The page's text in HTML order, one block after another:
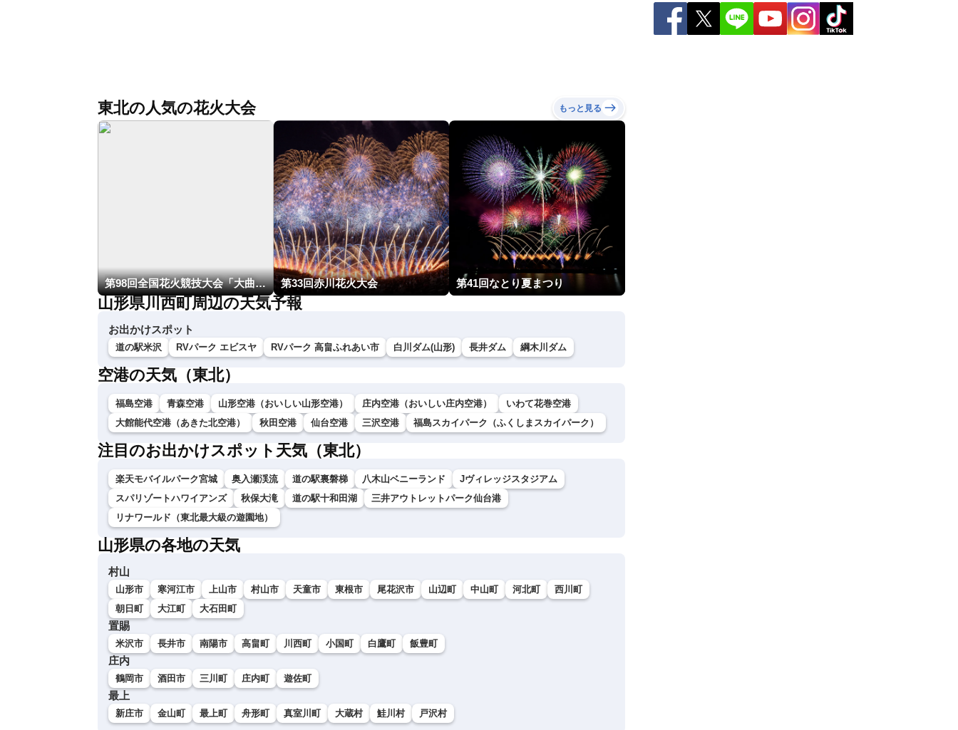
東北の人気の花火大会 もっと見る
第98回全国花火競技大会「大曲の花火」 第33回赤川花火大会 第41回なとり夏まつり
山形県川西町周辺の天気予報
お出かけスポット
道の駅米沢 RVパーク エビスヤ RVパーク 高畠ふれあい市 白川ダム(山形) 長井ダム 綱木川ダム
空港の天気（東北）
福島空港 青森空港 山形空港（おいしい山形空港） 庄内空港（おいしい庄内空港）
いわて花巻空港
大館能代空港（あきた北空港）
秋田空港 仙台空港 三沢空港 福島スカイパーク（ふくしまスカイパーク）
注目のお出かけスポット天気（東北）
楽天モバイルパーク宮城 奥入瀬渓流 道の駅裏磐梯 八木山ベニーランド
Jヴィレッジスタジアム
スパリゾートハワイアンズ
秋保大滝 道の駅十和田湖
三井アウトレットパーク仙台港
リナワールド（東北最大級の遊園地）
山形県の各地の天気
村山
山形市 寒河江市 上山市 村山市 天童市 東根市 尾花沢市 山辺町 中山町 河北町
西川町
朝日町
大江町 大石田町
置賜
米沢市 長井市 南陽市 高畠町 川西町 小国町 白鷹町 飯豊町
庄内
鶴岡市 酒田市 三川町 庄内町 遊佐町
最上
新庄市 金山町 最上町 舟形町 真室川町 大蔵村 鮭川村 戸沢村